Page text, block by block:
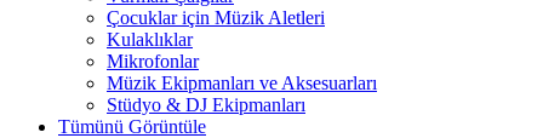
Çocuklar için Müzik Aletleri
Kulaklıklar
Mikrofonlar
Müzik Ekipmanları ve Aksesuarları
Stüdyo & DJ Ekipmanları
Tümünü Görüntüle